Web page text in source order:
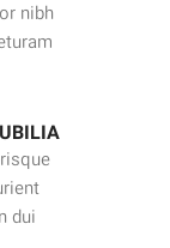
nibh
dui